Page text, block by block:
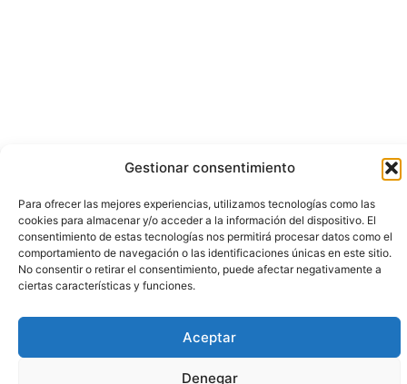
Gestionar consentimiento
Para ofrecer las mejores experiencias, utilizamos tecnologías como las
cookies para almacenar y/o acceder a la información del dispositivo. El
consentimiento de estas tecnologías nos permitirá procesar datos como el
comportamiento de navegación o las identificaciones únicas en este sitio.
No consentir o retirar el consentimiento, puede afectar negativamente a
ciertas características y funciones.
Aceptar
Denegar